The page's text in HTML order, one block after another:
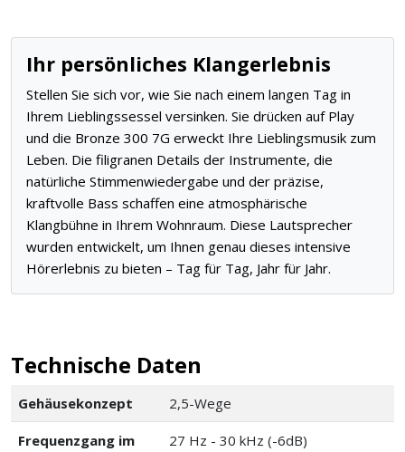
Ihr persönliches Klangerlebnis
Stellen Sie sich vor, wie Sie nach einem langen Tag in
Ihrem Lieblingssessel versinken. Sie drücken auf Play
und die Bronze 300 7G erweckt Ihre Lieblingsmusik zum
Leben. Die filigranen Details der Instrumente, die
natürliche Stimmenwiedergabe und der präzise,
kraftvolle Bass schaffen eine atmosphärische
Klangbühne in Ihrem Wohnraum. Diese Lautsprecher
wurden entwickelt, um Ihnen genau dieses intensive
Hörerlebnis zu bieten – Tag für Tag, Jahr für Jahr.
Technische Daten
Gehäusekonzept 2,5-Wege
Frequenzgang im
27 Hz - 30 kHz (-6dB)